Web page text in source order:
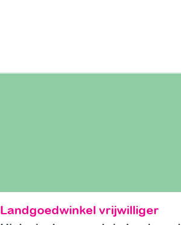
Landgoedwinkel vrijwilliger